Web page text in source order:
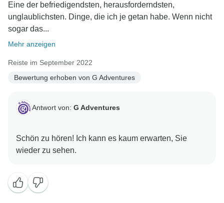
Eine der befriedigendsten, herausforderndsten,
unglaublichsten. Dinge, die ich je getan habe. Wenn nicht
sogar das...
Mehr anzeigen
Reiste im September 2022
Bewertung erhoben von G Adventures
Antwort von: G Adventures
Schön zu hören! Ich kann es kaum erwarten, Sie